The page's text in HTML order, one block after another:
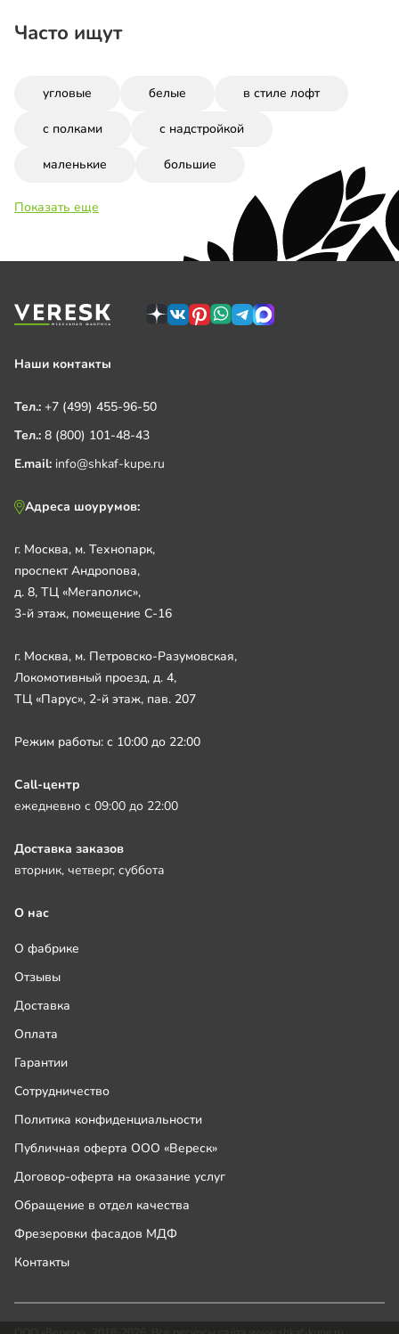
Часто ищут
угловые белые в стиле лофт
с полками с надстройкой
маленькие большие
Показать еще
Наши контакты
Тел.: +7 (499) 455-96-50
Тел.: 8 (800) 101-48-43
E.mail: info@shkaf-kupe.ru
Адреса шоурумов:
г. Москва, м. Технопарк,
проспект Андропова,
д. 8, ТЦ «Мегаполис»,
3-й этаж, помещение С-16
г. Москва, м. Петровско-Разумовская,
Локомотивный проезд, д. 4,
ТЦ «Парус», 2-й этаж, пав. 207
Режим работы: с 10:00 до 22:00
Call-центр
ежедневно с 09:00 до 22:00
Доставка заказов
вторник, четверг, суббота
О нас
О фабрике
Отзывы
Доставка
Оплата
Гарантии
Сотрудничество
Политика конфиденциальности
Публичная оферта ООО «Вереск»
Договор-оферта на оказание услуг
Обращение в отдел качества
Фрезеровки фасадов МДФ
Контакты